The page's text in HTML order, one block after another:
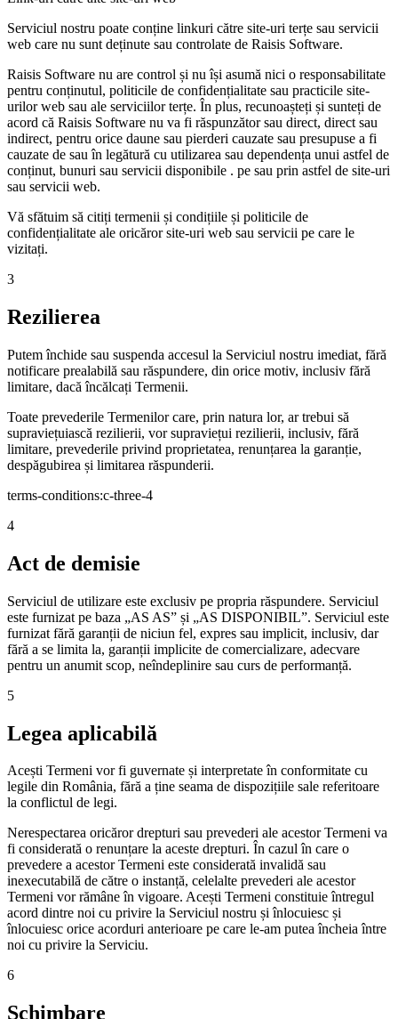
Serviciul nostru poate conține linkuri către site-uri terțe sau servicii
web care nu sunt deținute sau controlate de Raisis Software.
Raisis Software nu are control și nu își asumă nici o responsabilitate
pentru conținutul, politicile de confidențialitate sau practicile site-
urilor web sau ale serviciilor terțe. În plus, recunoașteți și sunteți de
acord că Raisis Software nu va fi răspunzător sau direct, direct sau
indirect, pentru orice daune sau pierderi cauzate sau presupuse a fi
cauzate de sau în legătură cu utilizarea sau dependența unui astfel de
conținut, bunuri sau servicii disponibile . pe sau prin astfel de site-uri
sau servicii web.
Vă sfătuim să citiți termenii și condițiile și politicile de
confidențialitate ale oricăror site-uri web sau servicii pe care le
vizitați.
3
Rezilierea
Putem închide sau suspenda accesul la Serviciul nostru imediat, fără
notificare prealabilă sau răspundere, din orice motiv, inclusiv fără
limitare, dacă încălcați Termenii.
Toate prevederile Termenilor care, prin natura lor, ar trebui să
supraviețuiască rezilierii, vor supraviețui rezilierii, inclusiv, fără
limitare, prevederile privind proprietatea, renunțarea la garanție,
despăgubirea și limitarea răspunderii.
terms-conditions:c-three-4
4
Act de demisie
Serviciul de utilizare este exclusiv pe propria răspundere. Serviciul
este furnizat pe baza „AS AS” și „AS DISPONIBIL”. Serviciul este
furnizat fără garanții de niciun fel, expres sau implicit, inclusiv, dar
fără a se limita la, garanții implicite de comercializare, adecvare
pentru un anumit scop, neîndeplinire sau curs de performanță.
5
Legea aplicabilă
Acești Termeni vor fi guvernate și interpretate în conformitate cu
legile din România, fără a ține seama de dispozițiile sale referitoare
la conflictul de legi.
Nerespectarea oricăror drepturi sau prevederi ale acestor Termeni va
fi considerată o renunțare la aceste drepturi. În cazul în care o
prevedere a acestor Termeni este considerată invalidă sau
inexecutabilă de către o instanță, celelalte prevederi ale acestor
Termeni vor rămâne în vigoare. Acești Termeni constituie întregul
acord dintre noi cu privire la Serviciul nostru și înlocuiesc și
înlocuiesc orice acorduri anterioare pe care le-am putea încheia între
noi cu privire la Serviciu.
6
Schimbare